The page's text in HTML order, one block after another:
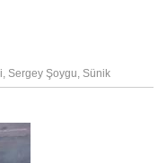
, Sergey Şoygu, Sünik